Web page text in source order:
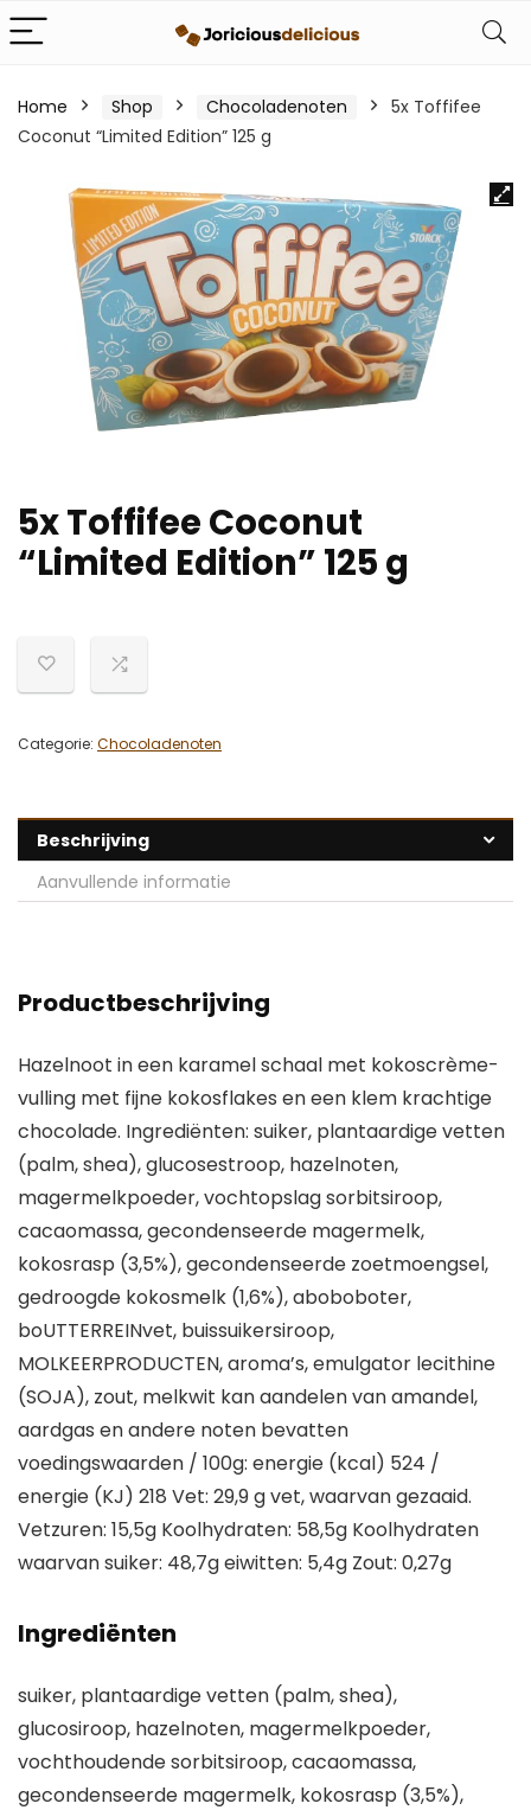
Home Shop Chocoladenoten
5x Toffifee
Coconut “Limited Edition” 125 g
5x Toffifee Coconut
“Limited Edition” 125 g
Categorie: Chocoladenoten
Beschrijving
Aanvullende informatie
Productbeschrijving
Hazelnoot in een karamel schaal met kokoscrème-
vulling met fijne kokosflakes en een klem krachtige
chocolade. Ingrediënten: suiker, plantaardige vetten
(palm, shea), glucosestroop, hazelnoten,
magermelkpoeder, vochtopslag sorbitsiroop,
cacaomassa, gecondenseerde magermelk,
kokosrasp (3,5%), gecondenseerde zoetmoengsel,
gedroogde kokosmelk (1,6%), aboboboter,
boUTTERREINvet, buissuikersiroop,
MOLKEERPRODUCTEN, aroma’s, emulgator lecithine
(SOJA), zout, melkwit kan aandelen van amandel,
aardgas en andere noten bevatten
voedingswaarden / 100g: energie (kcal) 524 /
energie (KJ) 218 Vet: 29,9 g vet, waarvan gezaaid.
Vetzuren: 15,5g Koolhydraten: 58,5g Koolhydraten
waarvan suiker: 48,7g eiwitten: 5,4g Zout: 0,27g
Ingrediënten
suiker, plantaardige vetten (palm, shea),
glucosiroop, hazelnoten, magermelkpoeder,
vochthoudende sorbitsiroop, cacaomassa,
gecondenseerde magermelk, kokosrasp (3,5%),